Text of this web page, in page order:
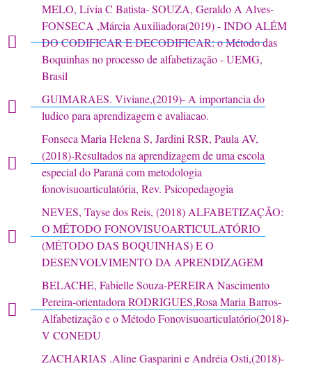
MELO, Lívia C Batista- SOUZA, Geraldo A Alves-
FONSECA ,Márcia Auxiliadora(2019) - INDO ALÉM
DO CODIFICAR E DECODIFICAR: o Método das
Boquinhas no processo de alfabetização - UEMG,
Brasil
GUIMARAES. Viviane,(2019)- A importancia do
ludico para aprendizagem e avaliacao.
Fonseca Maria Helena S, Jardini RSR, Paula AV,
(2018)-Resultados na aprendizagem de uma escola
especial do Paraná com metodologia
fonovisuoarticulatória, Rev. Psicopedagogia
NEVES, Tayse dos Reis, (2018) ALFABETIZAÇÃO:
O MÉTODO FONOVISUOARTICULATÓRIO
(MÉTODO DAS BOQUINHAS) E O
DESENVOLVIMENTO DA APRENDIZAGEM
BELACHE, Fabielle Souza-PEREIRA Nascimento
Pereira-orientadora RODRIGUES,Rosa Maria Barros-
Alfabetização e o Método Fonovisuoarticulatório(2018)-
V CONEDU
ZACHARIAS .Aline Gasparini e Andréia Osti,(2018)-